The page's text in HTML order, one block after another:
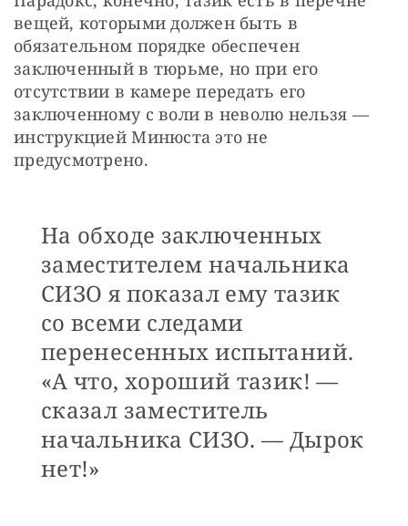
вещей, которыми должен быть в
обязательном порядке обеспечен
заключенный в тюрьме, но при его
отсутствии в камере передать его
заключенному с воли в неволю нельзя —
инструкцией Минюста это не
предусмотрено.
На обходе заключенных
заместителем начальника
СИЗО я показал ему тазик
со всеми следами
перенесенных испытаний.
«А что, хороший тазик! —
сказал заместитель
начальника СИЗО. — Дырок
нет!»